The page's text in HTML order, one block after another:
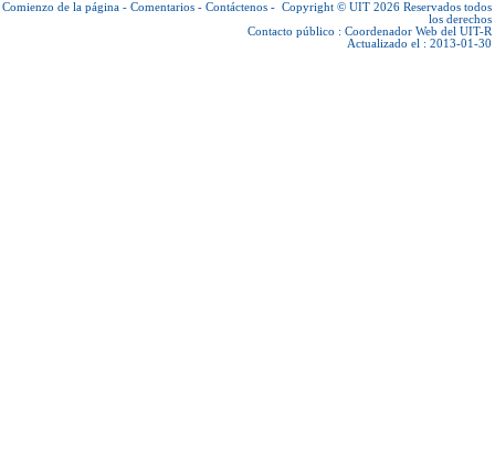
Comienzo de la página - Comentarios - Contáctenos - Copyright © UIT 2026 Reservados todos
los derechos
Contacto público : Coordenador Web del UIT-R
Actualizado el : 2013-01-30